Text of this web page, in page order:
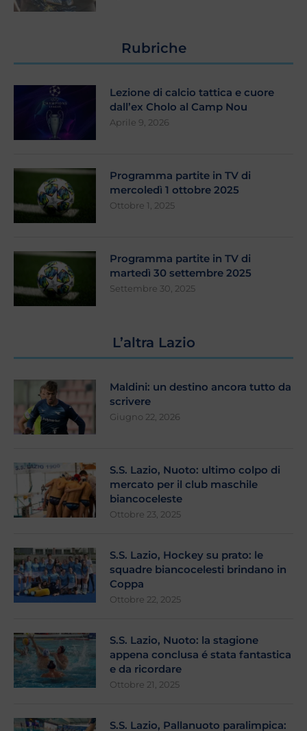
Rubriche
Lezione di calcio tattica e cuore
dall’ex Cholo al Camp Nou
Aprile 9, 2026
Programma partite in TV di
mercoledì 1 ottobre 2025
Ottobre 1, 2025
Programma partite in TV di
martedì 30 settembre 2025
Settembre 30, 2025
L’altra Lazio
Maldini: un destino ancora tutto da
scrivere
Giugno 22, 2026
S.S. Lazio, Nuoto: ultimo colpo di
mercato per il club maschile
biancoceleste
Ottobre 23, 2025
S.S. Lazio, Hockey su prato: le
squadre biancocelesti brindano in
Coppa
Ottobre 22, 2025
S.S. Lazio, Nuoto: la stagione
appena conclusa é stata fantastica
e da ricordare
Ottobre 21, 2025
S.S. Lazio, Pallanuoto paralimpica: